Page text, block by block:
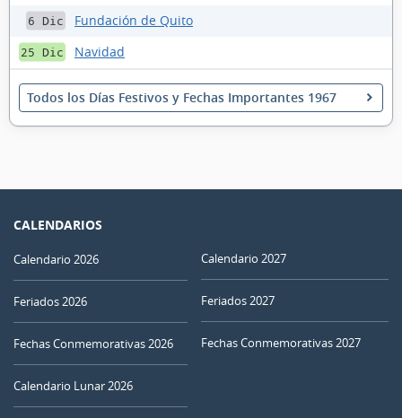
6 Dic Fundación de Quito
25 Dic Navidad
Todos los Días Festivos y Fechas Importantes 1967
CALENDARIOS
Calendario 2026
Feriados 2026
Fechas Conmemorativas 2026
Calendario Lunar 2026
Calendario 2027
Feriados 2027
Fechas Conmemorativas 2027